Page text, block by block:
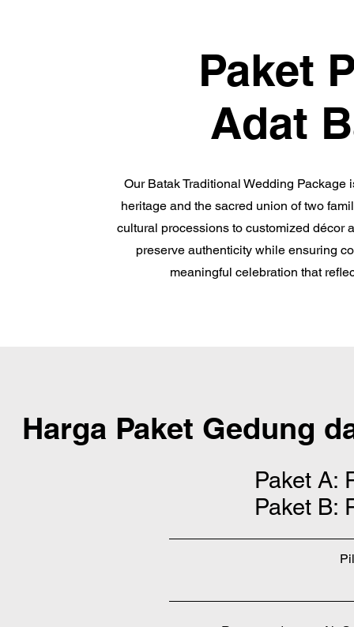
Paket
Adat
Our Batak Traditional Wedding
heritage and the sacred union of two
cultural processions to customized décor
preserve authenticity while ensuring
meaningful celebration that
Harga Paket Gedung
Paket A:
Paket B: